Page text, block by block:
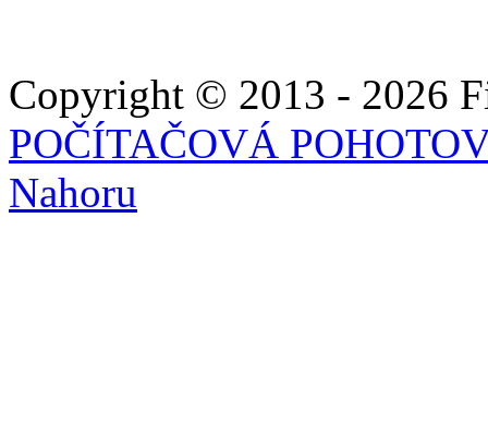
Copyright © 2013 - 2026
POČÍTAČOVÁ
Nahoru